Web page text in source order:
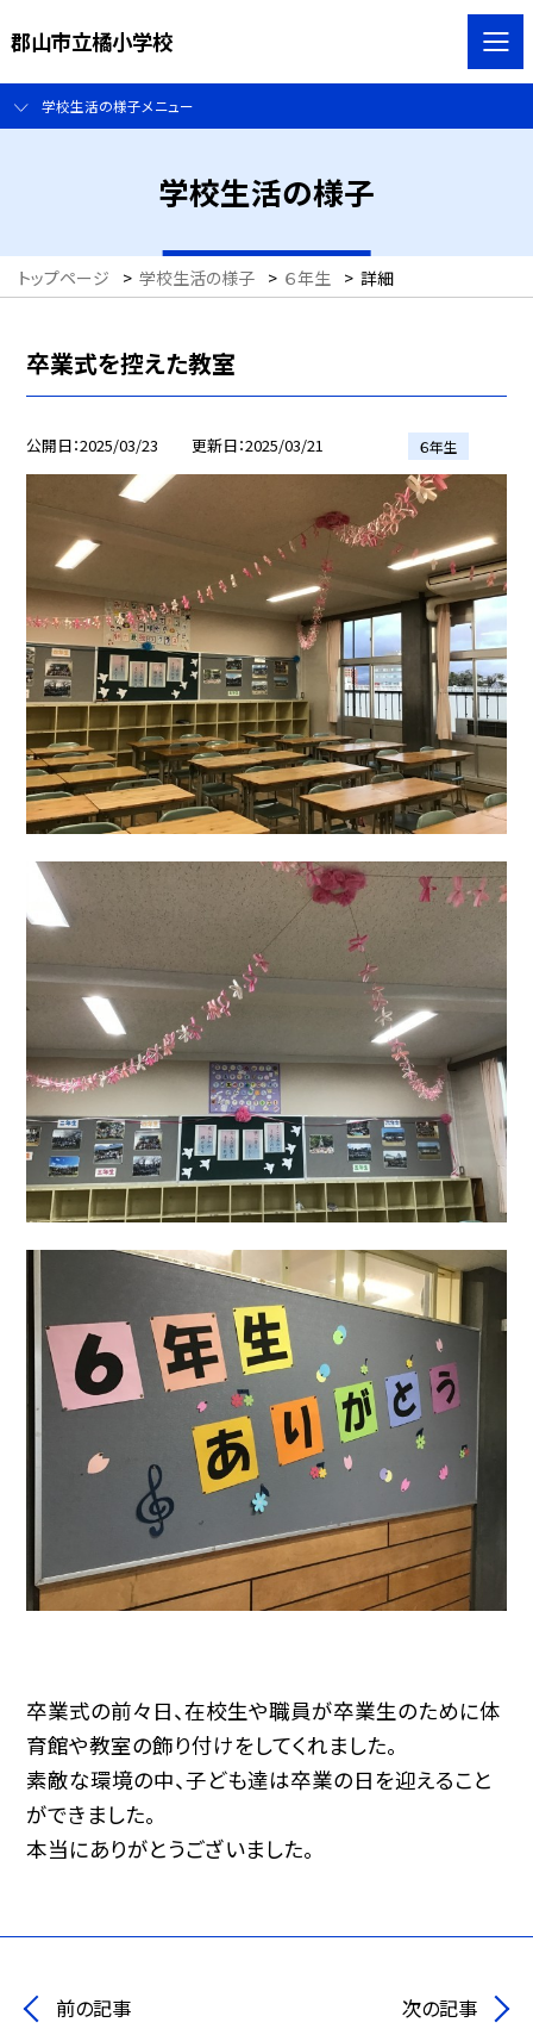
郡山市立橘小学校
学校生活の様子メニュー
学校生活の様子
トップページ > 学校生活の様子 > ６年生 > 詳細
卒業式を控えた教室
公開日 2025/03/23 更新日 2025/03/21 ６年生
卒業式の前々日、在校生や職員が卒業生のために体
育館や教室の飾り付けをしてくれました。
素敵な環境の中、子ども達は卒業の日を迎えること
ができました。
本当にありがとうございました。
前の記事 次の記事